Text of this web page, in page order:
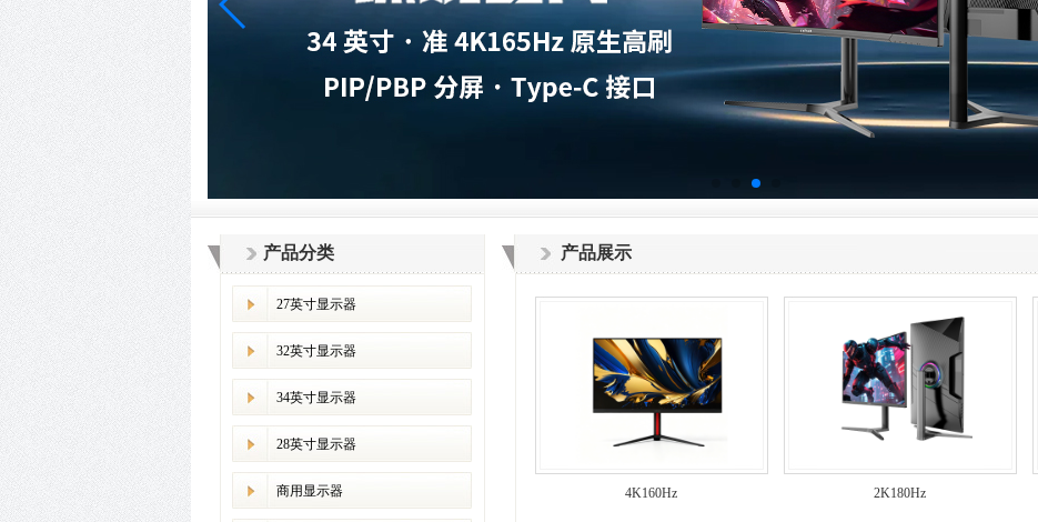
产品分类
27英寸显示器
32英寸显示器
34英寸显示器
28英寸显示器
商用显示器
产品展示
4K160Hz 2K180Hz